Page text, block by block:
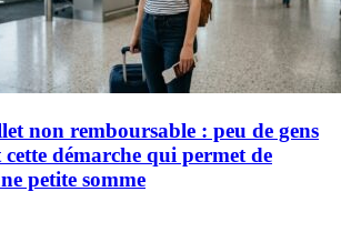
non remboursable : peu de gens
cette démarche qui permet de
petite somme